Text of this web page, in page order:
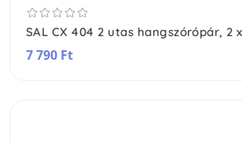
7 790 Ft